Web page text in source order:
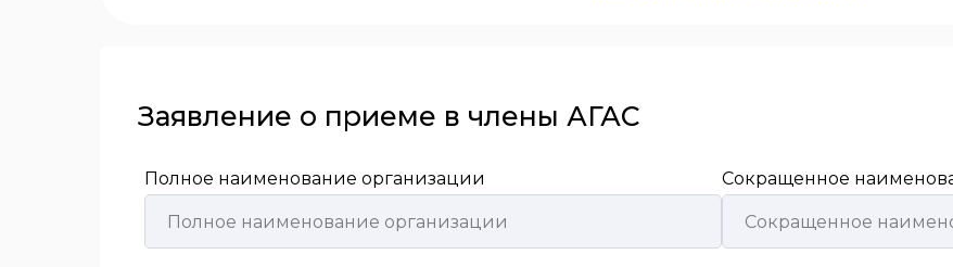
Заявление о приеме в члены АГАС
Полное наименование организации Сокращенное